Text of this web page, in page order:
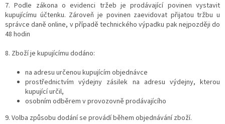
7. Podle zákona o evidenci tržeb je prodávající povinen vystavit
kupujícímu účtenku. Zároveň je povinen zaevidovat přijatou tržbu u
správce daně online, v případě technického výpadku pak nejpozději do
48 hodin
8. Zboží je kupujícímu dodáno:
na adresu určenou kupujícím objednávce
prostřednictvím výdejny zásilek na adresu výdejny, kterou
kupující určil,
osobním odběrem v provozovně prodávajícího
9. Volba způsobu dodání se provádí během objednávání zboží.